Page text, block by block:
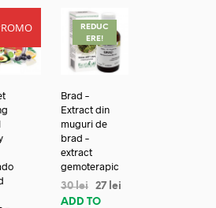
REDUC
ERE!
Brad –
Extract din
muguri de
brad –
extract
gemoterapic
30lei 27 lei
ADD TO